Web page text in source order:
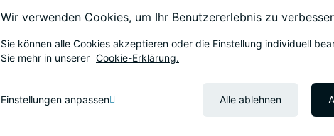
Wir verwenden Cookies, um Ihr Benutzererlebnis zu
Sie können alle Cookies akzeptieren oder die Einstellung individuell
Sie mehr in unserer Cookie-Erklärung.
Alle ablehnen
Einstellungen anpassen